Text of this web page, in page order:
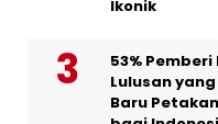
Ikonik
53%
Lulusan
Baru